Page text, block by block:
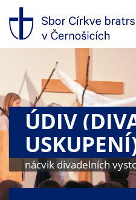
Přeskočit
na
obsah
ÚDIV
nácvik divadelních